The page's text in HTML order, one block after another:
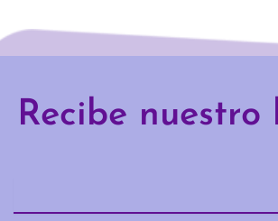
Recibe nuestro